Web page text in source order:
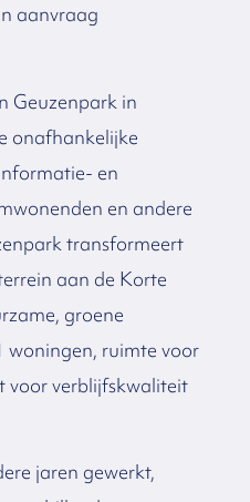
aanvraag
Geuzenpark in
onafhankelijke
en
en andere
transformeert
aan de Korte
groene
woningen, ruimte voor
voor verblijfskwaliteit
jaren gewerkt,